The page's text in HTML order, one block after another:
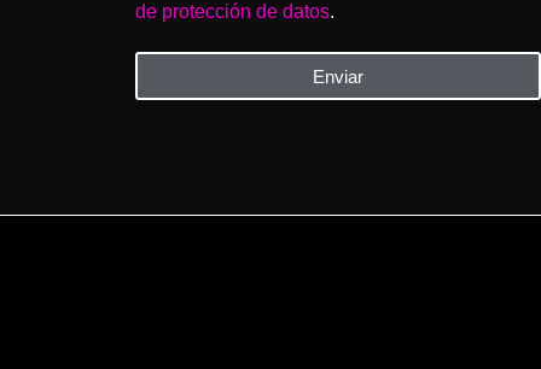
de protección de datos.
Enviar